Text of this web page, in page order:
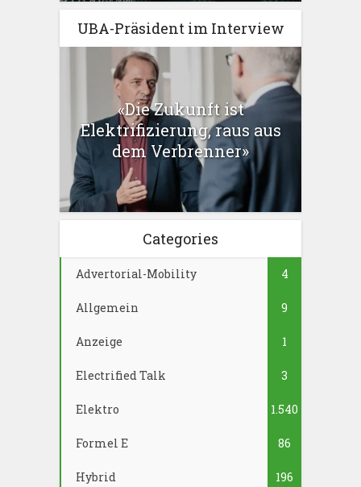
UBA-Präsident im Interview
«Die Zukunft ist
Elektrifizierung, raus aus
dem Verbrenner»
Categories
Advertorial-Mobility 4
Allgemein 9
Anzeige 1
Electrified Talk 3
Elektro 1.540
Formel E 86
Hybrid 196